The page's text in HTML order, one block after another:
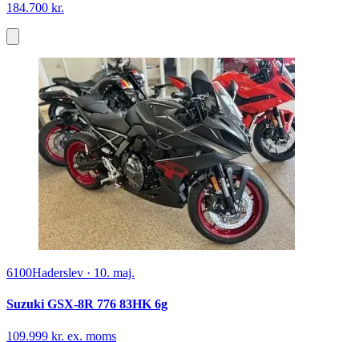
184.700 kr.
6100Haderslev · 10. maj.
Suzuki GSX-8R 776 83HK 6g
109.999 kr. ex. moms